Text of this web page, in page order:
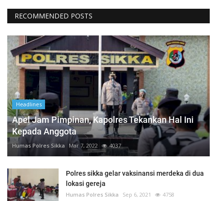
RECOMMENDED POSTS
Headlines
Apel Jam Pimpinan, Kapolres Tekankan Hal Ini
Kepada Anggota
Humas Polres Sikka Mar 7, 2022 4037
Polres sikka gelar vaksinansi merdeka di dua
lokasi gereja
Humas Polres Sikka Sep 6, 2021 4758